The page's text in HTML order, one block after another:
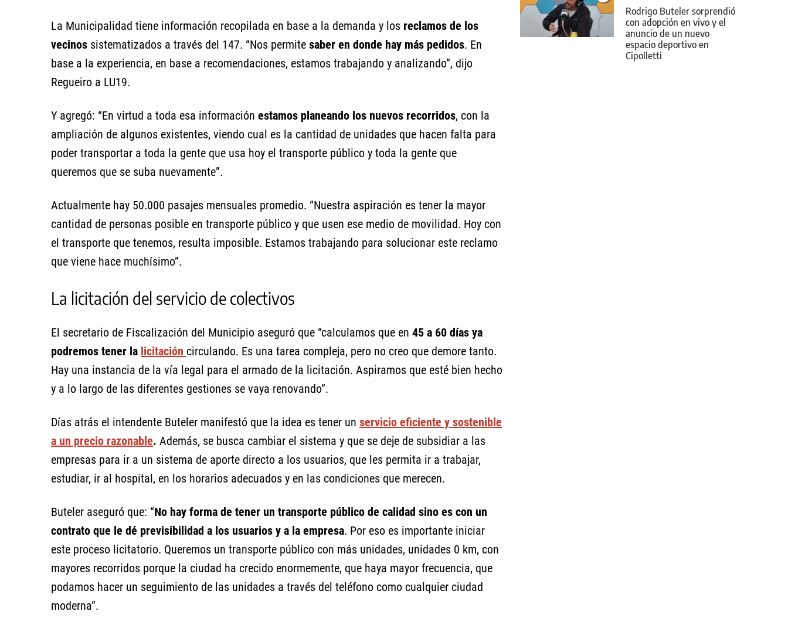
La Municipalidad tiene información recopilada en base a la demanda y los reclamos de los
vecinos sistematizados a través del 147. “Nos permite saber en donde hay más pedidos. En
base a la experiencia, en base a recomendaciones, estamos trabajando y analizando”, dijo
Regueiro a LU19.
Y agregó: “En virtud a toda esa información estamos planeando los nuevos recorridos, con la
ampliación de algunos existentes, viendo cual es la cantidad de unidades que hacen falta para
poder transportar a toda la gente que usa hoy el transporte público y toda la gente que
queremos que se suba nuevamente”.
Actualmente hay 50.000 pasajes mensuales promedio. “Nuestra aspiración es tener la mayor
cantidad de personas posible en transporte público y que usen ese medio de movilidad. Hoy con
el transporte que tenemos, resulta imposible. Estamos trabajando para solucionar este reclamo
que viene hace muchísimo”.
La licitación del servicio de colectivos
El secretario de Fiscalización del Municipio aseguró que “calculamos que en 45 a 60 días ya
podremos tener la licitación circulando. Es una tarea compleja, pero no creo que demore tanto.
Hay una instancia de la vía legal para el armado de la licitación. Aspiramos que esté bien hecho
y a lo largo de las diferentes gestiones se vaya renovando”.
Días atrás el intendente Buteler manifestó que la idea es tener un servicio eficiente y sostenible
a un precio razonable. Además, se busca cambiar el sistema y que se deje de subsidiar a las
empresas para ir a un sistema de aporte directo a los usuarios, que les permita ir a trabajar,
estudiar, ir al hospital, en los horarios adecuados y en las condiciones que merecen.
Buteler aseguró que: “No hay forma de tener un transporte público de calidad sino es con un
contrato que le dé previsibilidad a los usuarios y a la empresa. Por eso es importante iniciar
este proceso licitatorio. Queremos un transporte público con más unidades, unidades 0 km, con
mayores recorridos porque la ciudad ha crecido enormemente, que haya mayor frecuencia, que
podamos hacer un seguimiento de las unidades a través del teléfono como cualquier ciudad
moderna”.
Rodrigo Buteler sorprendió
con adopción en vivo y el
anuncio de un nuevo
espacio deportivo en
Cipolletti